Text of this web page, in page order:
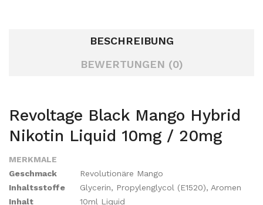
BESCHREIBUNG
BEWERTUNGEN (0)
Revoltage Black Mango Hybrid
Nikotin Liquid 10mg / 20mg
MERKMALE
Geschmack
Revolutionäre Mango
Inhaltsstoffe
Glycerin, Propylenglycol (E1520), Aromen
Inhalt
10ml Liquid